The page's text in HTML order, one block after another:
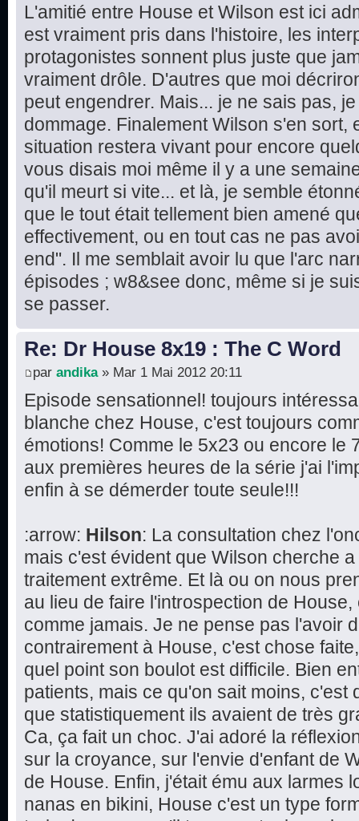
L'amitié entre House et Wilson est ici
est vraiment pris dans l'histoire, les
protagonistes sonnent plus juste que
vraiment drôle. D'autres que moi
peut engendrer. Mais... je ne sais pas,
dommage. Finalement Wilson s'en sort,
situation restera vivant pour encore
vous disais moi même il y a une
qu'il meurt si vite... et là, je semble
que le tout était tellement bien amené
effectivement, ou en tout cas ne pas
end". Il me semblait avoir lu que l'arc
épisodes ; w8&see donc, même si je
se passer.
Re: Dr House 8x19 : The C Word
par andika» Mar 1 Mai 2012 20:11
Episode sensationnel! toujours
blanche chez House, c'est toujours
émotions! Comme le 5x23 ou encore le
aux premières heures de la série j'ai
enfin à se démerder toute seule!!!
:arrow: Hilson: La consultation chez
mais c'est évident que Wilson cherche
traitement extrême. Et là ou on nous
au lieu de faire l'introspection de
comme jamais. Je ne pense pas l'avoir
contrairement à House, c'est chose
quel point son boulot est difficile. Bien
patients, mais ce qu'on sait moins, c'est
que statistiquement ils avaient de très
Ca, ça fait un choc. J'ai adoré la
sur la croyance, sur l'envie d'enfant de
de House. Enfin, j'était ému aux larmes
nanas en bikini, House c'est un type